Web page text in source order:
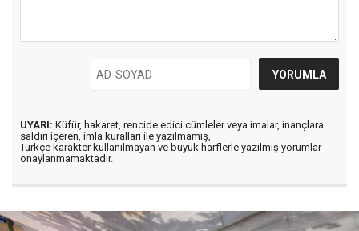
UYARI: Küfür, hakaret, rencide edici cümleler veya imalar, inançlara
saldırı içeren, imla kuralları ile yazılmamış,
Türkçe karakter kullanılmayan ve büyük harflerle yazılmış yorumlar
onaylanmamaktadır.